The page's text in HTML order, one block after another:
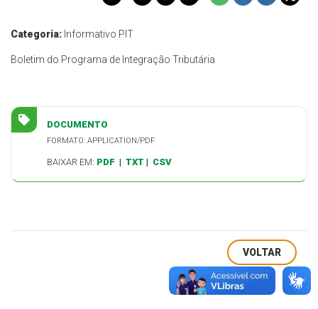
Categoria: Informativo PIT
Boletim do Programa de Integração Tributária
DOCUMENTO
FORMATO: APPLICATION/PDF
BAIXAR EM: PDF | TXT | CSV
VOLTAR